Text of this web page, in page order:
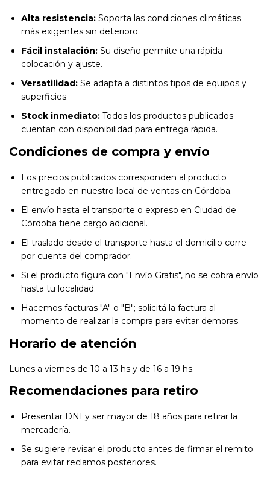
Alta resistencia: Soporta las condiciones climáticas
más exigentes sin deterioro.
Fácil instalación: Su diseño permite una rápida
colocación y ajuste.
Versatilidad: Se adapta a distintos tipos de equipos y
superficies.
Stock inmediato: Todos los productos publicados
cuentan con disponibilidad para entrega rápida.
Condiciones de compra y envío
Los precios publicados corresponden al producto
entregado en nuestro local de ventas en Córdoba.
El envío hasta el transporte o expreso en Ciudad de
Córdoba tiene cargo adicional.
El traslado desde el transporte hasta el domicilio corre
por cuenta del comprador.
Si el producto figura con "Envío Gratis", no se cobra envío
hasta tu localidad.
Hacemos facturas "A" o "B"; solicitá la factura al
momento de realizar la compra para evitar demoras.
Horario de atención
Lunes a viernes de 10 a 13 hs y de 16 a 19 hs.
Recomendaciones para retiro
Presentar DNI y ser mayor de 18 años para retirar la
mercadería.
Se sugiere revisar el producto antes de firmar el remito
para evitar reclamos posteriores.